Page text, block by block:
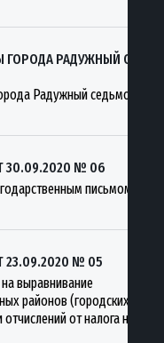
РАДУЖНЫЙ ОТ
Радужный седьмого
30.09.2020 № 06
письмом
№ 05
выравнивание
районов (городских
от налога на